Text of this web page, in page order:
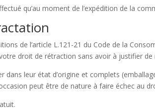
qu’au moment de l’expédition de la
de l’article L.121-21 du Code de la
droit de rétraction sans avoir à justifier
dans leur état d’origine et complets
peut être de nature à faire échec au